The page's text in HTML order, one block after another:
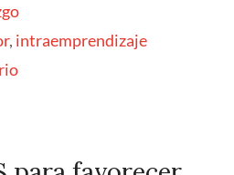
, intraemprendizaje